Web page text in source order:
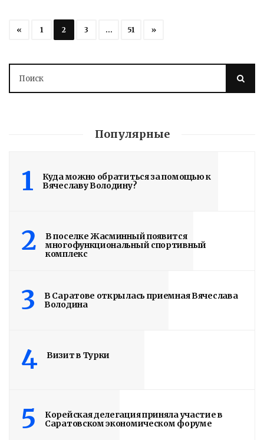
« 1 2 3 … 51 »
Популярные
1
Куда можно обратиться за помощью к
Вячеславу Володину?
2
В поселке Жасминный появится
многофункциональный спортивный
комплекс
3
В Саратове открылась приемная Вячеслава
Володина
4 Визит в Турки
5
Корейская делегация приняла участие в
Саратовском экономическом форуме